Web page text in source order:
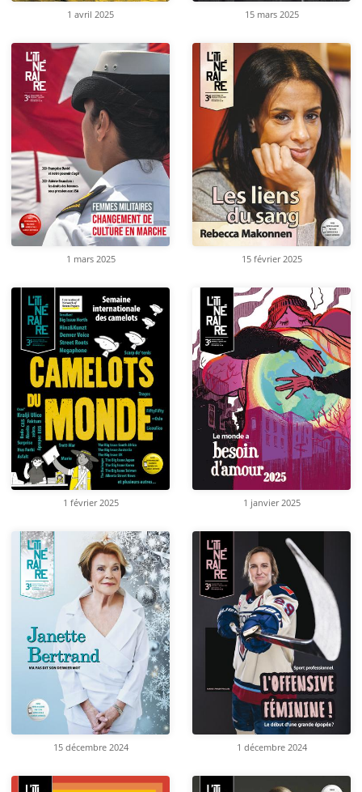
1 avril 2025 15 mars 2025
1 mars 2025 15 février 2025
1 février 2025 1 janvier 2025
15 décembre 2024 1 décembre 2024